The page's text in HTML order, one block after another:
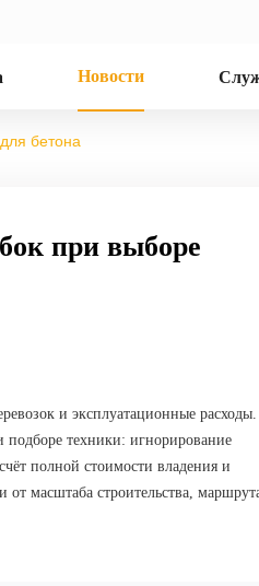
Новости
бетона
при выборе
и эксплуатационные
подборе техники: игнорирование
полной стоимости владения и
масштаба строительства,